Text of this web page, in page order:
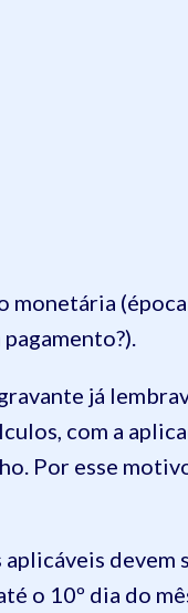
já
com a
Por esse
devem
o 10º dia do